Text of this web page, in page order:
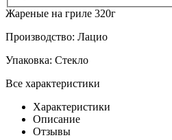
Жареные на гриле 320г
Производство: Лацио
Упаковка: Стекло
Все характеристики
Характеристики
Описание
Отзывы